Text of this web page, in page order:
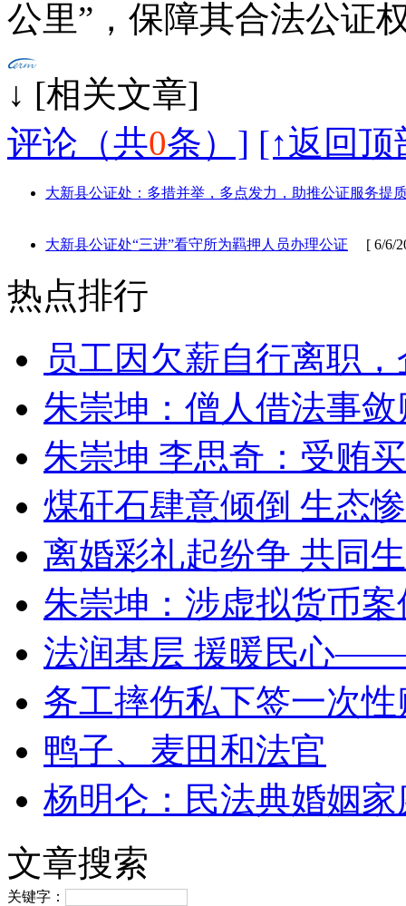
公里”，保障其合法公证
↓ [相
评论（共0条）] [↑返回顶
大新县公证处：多措并举，多点发力，助推公证服务提
大新县公证处“三进”看守所为羁押人员办理公证 [ 6/6/
热点排行
员工因欠薪自行离职
朱崇坤：僧人借法事
朱崇坤 李思奇：受贿
煤矸石肆意倾倒 生态
离婚彩礼起纷争 共同
朱崇坤：涉虚拟货币
法润基层 援暖民心
务工摔伤私下签一次
鸭子、麦田和法官
杨明仑：民法典婚姻
文章搜索
关键字：